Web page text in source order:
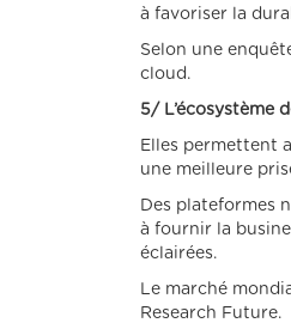
à favoriser la
Selon une
cloud.
5/ L’écosystème
Elles permettent
une meilleure
Des plateformes
à fournir la
éclairées.
Le marché
Research Future.